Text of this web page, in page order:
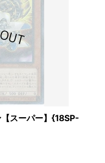
【スーパー】{18SP-